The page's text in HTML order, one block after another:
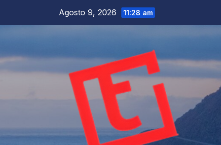
Agosto 9, 2026 11:28 am